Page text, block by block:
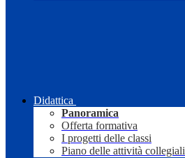
Didattica
Panoramica
Offerta formativa
I progetti delle classi
Piano delle attività collegiali